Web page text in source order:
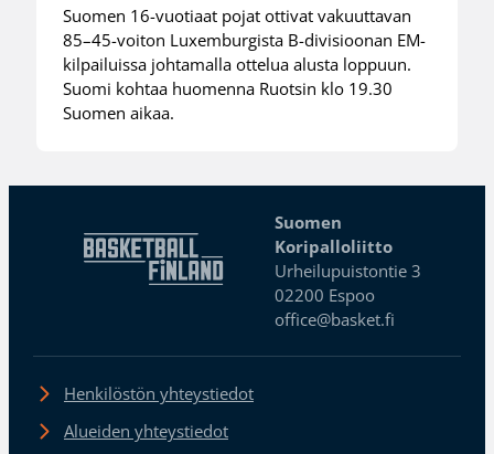
Suomen 16-vuotiaat pojat ottivat vakuuttavan
85–45-voiton Luxemburgista B-divisioonan EM-
kilpailuissa johtamalla ottelua alusta loppuun.
Suomi kohtaa huomenna Ruotsin klo 19.30
Suomen aikaa.
Suomen
Koripalloliitto
Urheilupuistontie 3
02200 Espoo
office@basket.fi
Henkilöstön yhteystiedot
Alueiden yhteystiedot